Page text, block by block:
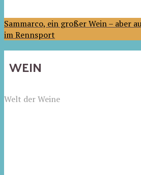
Sammarco, ein großer Wein – aber
im Rennsport
WEIN
Welt der Weine